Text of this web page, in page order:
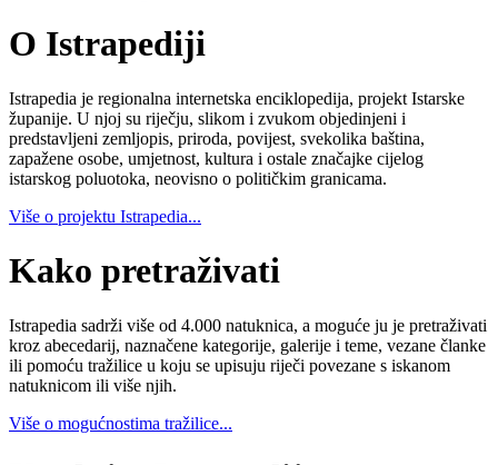
O Istrapediji
Istrapedia je regionalna internetska enciklopedija, projekt Istarske
županije. U njoj su riječju, slikom i zvukom objedinjeni i
predstavljeni zemljopis, priroda, povijest, svekolika baština,
zapažene osobe, umjetnost, kultura i ostale značajke cijelog
istarskog poluotoka, neovisno o političkim granicama.
Više o projektu Istrapedia...
Kako pretraživati
Istrapedia sadrži više od 4.000 natuknica, a moguće ju je pretraživati
kroz abecedarij, naznačene kategorije, galerije i teme, vezane članke
ili pomoću tražilice u koju se upisuju riječi povezane s iskanom
natuknicom ili više njih.
Više o mogućnostima tražilice...